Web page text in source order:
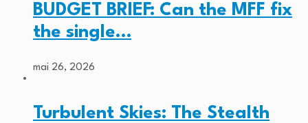
BUDGET BRIEF: Can the MFF fix
the single…
mai 26, 2026
Turbulent Skies: The Stealth